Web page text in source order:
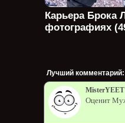
Карьера Брока
фотографиях
Лучший комментарий:
MisterYEET
Оценит